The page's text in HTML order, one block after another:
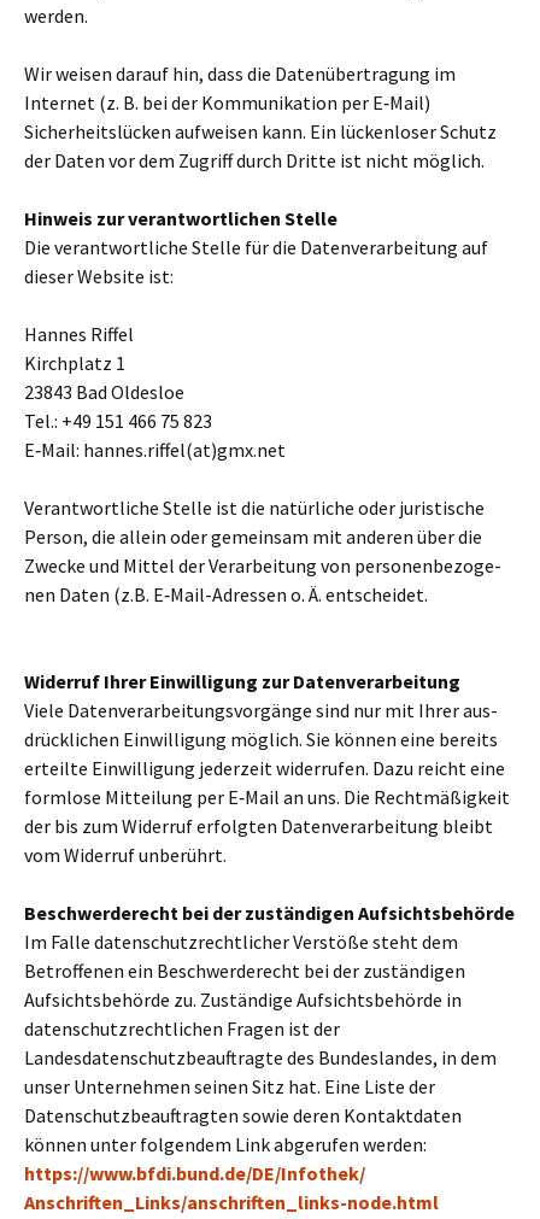
werden.
Wir weisen darauf hin, dass die Datenübertragung im
Internet (z. B. bei der Kommunikation per E‑Mail)
Sicherheitslücken auf­wei­sen kann. Ein lücken­lo­ser Schutz
der Daten vor dem Zugriff durch Dritte ist nicht mög­lich.
Hinweis zur ver­ant­wort­li­chen Stelle
Die ver­ant­wort­li­che Stelle für die Datenverarbeitung auf
dieser Website ist:
Hannes Riffel
Kirchplatz 1
23843 Bad Oldesloe
Tel.: +49 151 466 75 823
E‑Mail: hannes.riffel(at)gmx.net
Verantwortliche Stelle ist die natür­li­che oder juri­sti­sche
Person, die allein oder gemein­sam mit ande­ren über die
Zwecke und Mittel der Verarbeitung von per­so­nen­be­zo­ge­
nen Daten (z.B. E‑Mail-Adressen o. Ä. ent­schei­det.
Widerruf Ihrer Einwilligung zur Datenverarbeitung
Viele Datenverarbeitungsvorgänge sind nur mit Ihrer aus­
drück­li­chen Einwilligung mög­lich. Sie können eine bereits
erteilte Einwilligung jeder­zeit wider­ru­fen. Dazu reicht eine
form­lose Mitteilung per E‑Mail an uns. Die Rechtmäßigkeit
der bis zum Widerruf erfolg­ten Datenverarbeitung bleibt
vom Widerruf unbe­rührt.
Beschwerderecht bei der zustän­di­gen Aufsichtsbehörde
Im Falle daten­schutz­recht­li­cher Verstöße steht dem
Betroffenen ein Beschwerderecht bei der zustän­di­gen
Aufsichtsbehörde zu. Zuständige Aufsichtsbehörde in
daten­schutz­recht­li­chen Fragen ist der
Landesdatenschutzbeauftragte des Bundeslandes, in dem
unser Unternehmen seinen Sitz hat. Eine Liste der
Datenschutzbeauftragten sowie deren Kontaktdaten
können unter fol­gen­dem Link abge­ru­fen werden:
https://www.bfdi.bund.de/DE/Infothek/
Anschriften_Links/anschriften_links-node.html